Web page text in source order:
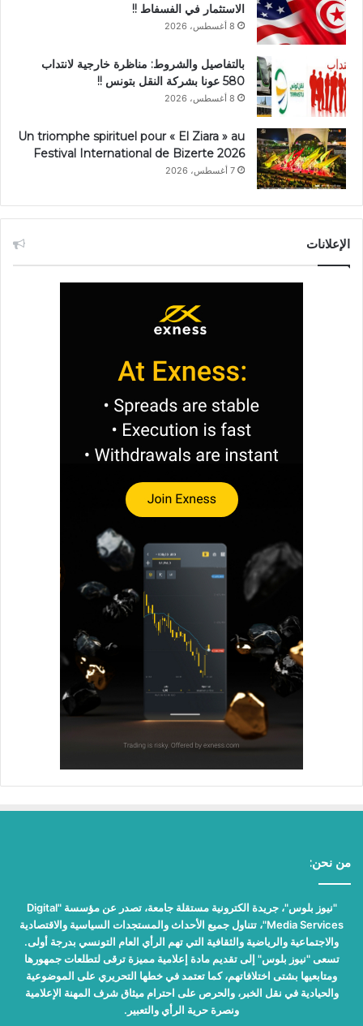
الاستثمار في الفسفاط !!
8 أغسطس، 2026
بالتفاصيل والشروط: مناظرة خارجية لانتداب
580 عونا بشركة النقل بتونس !!
8 أغسطس، 2026
Un triomphe spirituel pour « El Ziara » au
Festival International de Bizerte 2026
7 أغسطس، 2026
الإعلانات
من نحن:
"نيوز بلوس"، جريدة الكترونية مستقلة جامعة، تصدر عن مؤسسة "Digital
Media Services"، تتناول جميع الأحداث والمستجدات السياسية والاقتصادية
والاجتماعية والرياضية والثقافية التي تهم الرأي العام التونسي بدرجة أولى.
تسعى "نيوز بلوس" إلى تقديم مادة إعلامية مميزة ترقى لتطلعات جمهورها
ومتابعيها بشتى اختلافاتهم، كما تعتمد في خطها التحريري على الموضوعية
والحيادية في نقل الخبر، والحرص على احترام ميثاق شرف المهنة الإعلامية
ونصرة حرية الرأي والتعبير.